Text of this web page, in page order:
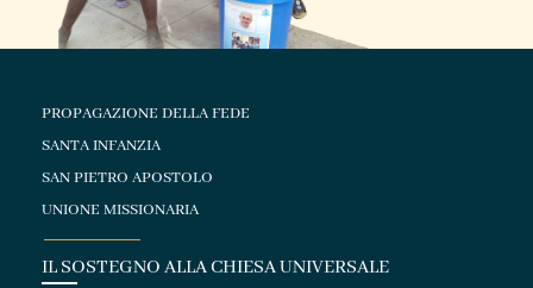
PROPAGAZIONE DELLA FEDE
SANTA INFANZIA
SAN PIETRO APOSTOLO
UNIONE MISSIONARIA
IL SOSTEGNO ALLA CHIESA UNIVERSALE